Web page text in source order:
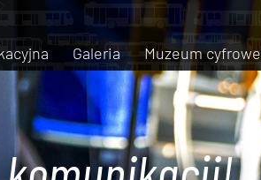
Galeria Muzeum cyfrowe